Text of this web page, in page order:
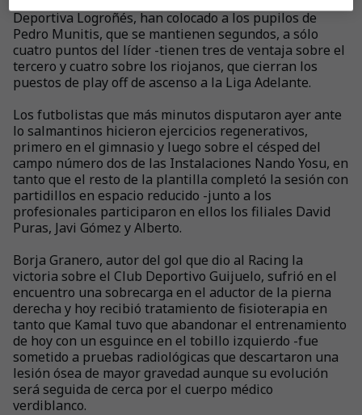
Deportiva Logroñés, han colocado a los pupilos de
Pedro Munitis, que se mantienen segundos, a sólo
cuatro puntos del líder -tienen tres de ventaja sobre el
tercero y cuatro sobre los riojanos, que cierran los
puestos de play off de ascenso a la Liga Adelante.
Los futbolistas que más minutos disputaron ayer ante
lo salmantinos hicieron ejercicios regenerativos,
primero en el gimnasio y luego sobre el césped del
campo número dos de las Instalaciones Nando Yosu, en
tanto que el resto de la plantilla completó la sesión con
partidillos en espacio reducido -junto a los
profesionales participaron en ellos los filiales David
Puras, Javi Gómez y Alberto.
Borja Granero, autor del gol que dio al Racing la
victoria sobre el Club Deportivo Guijuelo, sufrió en el
encuentro una sobrecarga en el aductor de la pierna
derecha y hoy recibió tratamiento de fisioterapia en
tanto que Kamal tuvo que abandonar el entrenamiento
de hoy con un esguince en el tobillo izquierdo -fue
sometido a pruebas radiológicas que descartaron una
lesión ósea de mayor gravedad aunque su evolución
será seguida de cerca por el cuerpo médico
verdiblanco.